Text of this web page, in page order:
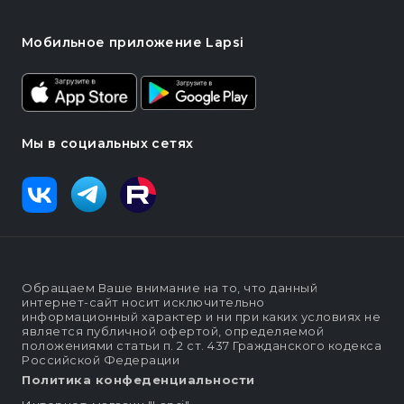
Мобильное приложение Lapsi
Мы в социальных сетях
Обращаем Ваше внимание на то, что данный
интернет-сайт носит исключительно
информационный характер и ни при каких условиях не
является публичной офертой, определяемой
положениями статьи п. 2 ст. 437 Гражданского кодекса
Российской Федерации
Политика конфеденциальности